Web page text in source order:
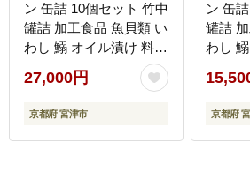
ン 缶詰 10個セット 竹中
罐詰 加工食品 魚貝類 い
わし 鰯 オイル漬け 料理
つまみ トッピング 非常
食 お酒 酒 土産
27,000円
京都府 宮津市
ン 缶
罐詰
わし
つま
食 お酒
京都府